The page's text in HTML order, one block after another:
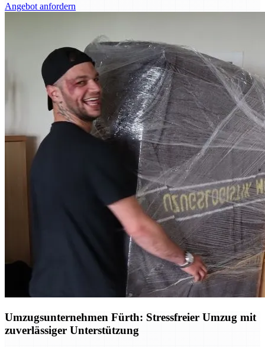
Angebot anfordern
Umzugsunternehmen Fürth: Stressfreier Umzug mit
zuverlässiger Unterstützung